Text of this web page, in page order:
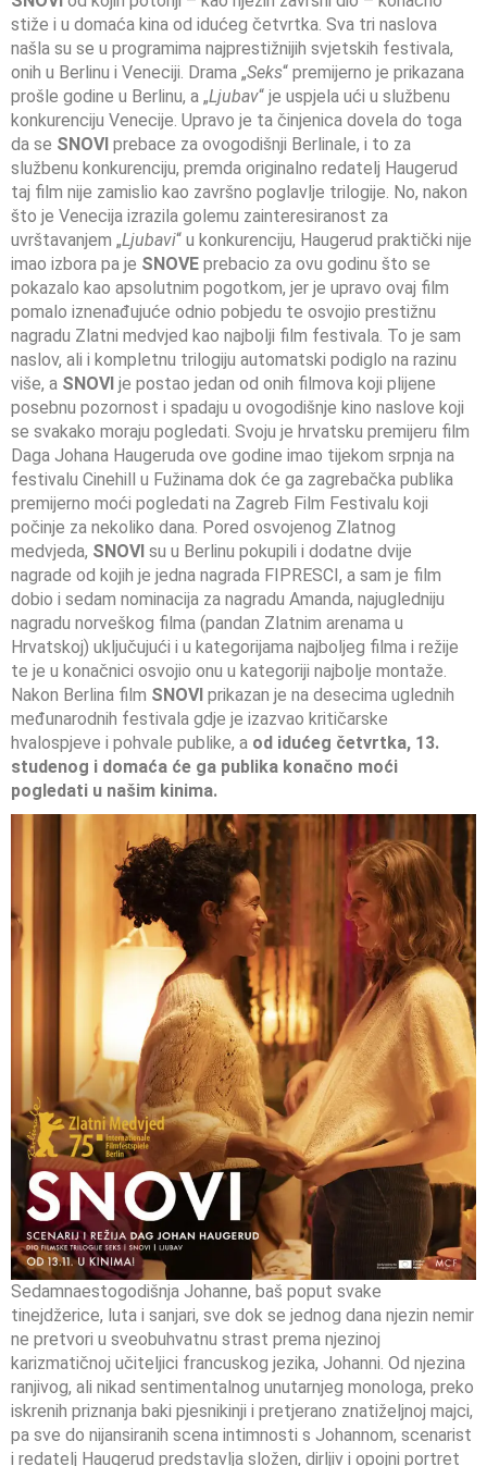
stiže i u domaća kina od idućeg četvrtka. Sva tri naslova
našla su se u programima najprestižnijih svjetskih festivala,
onih u Berlinu i Veneciji. Drama „Seks“ premijerno je prikazana
prošle godine u Berlinu, a „Ljubav“ je uspjela ući u službenu
konkurenciju Venecije. Upravo je ta činjenica dovela do toga
da se SNOVI prebace za ovogodišnji Berlinale, i to za
službenu konkurenciju, premda originalno redatelj Haugerud
taj film nije zamislio kao završno poglavlje trilogije. No, nakon
što je Venecija izrazila golemu zainteresiranost za
uvrštavanjem „Ljubavi“ u konkurenciju, Haugerud praktički nije
imao izbora pa je SNOVE prebacio za ovu godinu što se
pokazalo kao apsolutnim pogotkom, jer je upravo ovaj film
pomalo iznenađujuće odnio pobjedu te osvojio prestižnu
nagradu Zlatni medvjed kao najbolji film festivala. To je sam
naslov, ali i kompletnu trilogiju automatski podiglo na razinu
više, a SNOVI je postao jedan od onih filmova koji plijene
posebnu pozornost i spadaju u ovogodišnje kino naslove koji
se svakako moraju pogledati. Svoju je hrvatsku premijeru film
Daga Johana Haugeruda ove godine imao tijekom srpnja na
festivalu Cinehill u Fužinama dok će ga zagrebačka publika
premijerno moći pogledati na Zagreb Film Festivalu koji
počinje za nekoliko dana. Pored osvojenog Zlatnog
medvjeda, SNOVI su u Berlinu pokupili i dodatne dvije
nagrade od kojih je jedna nagrada FIPRESCI, a sam je film
dobio i sedam nominacija za nagradu Amanda, najugledniju
nagradu norveškog filma (pandan Zlatnim arenama u
Hrvatskoj) uključujući i u kategorijama najboljeg filma i režije
te je u konačnici osvojio onu u kategoriji najbolje montaže.
Nakon Berlina film SNOVI prikazan je na desecima uglednih
međunarodnih festivala gdje je izazvao kritičarske
hvalospjeve i pohvale publike, a od idućeg četvrtka, 13.
studenog i domaća će ga publika konačno moći
pogledati u našim kinima.
Sedamnaestogodišnja Johanne, baš poput svake
tinejdžerice, luta i sanjari, sve dok se jednog dana njezin nemir
ne pretvori u sveobuhvatnu strast prema njezinoj
karizmatičnoj učiteljici francuskog jezika, Johanni. Od njezina
ranjivog, ali nikad sentimentalnog unutarnjeg monologa, preko
iskrenih priznanja baki pjesnikinji i pretjerano znatiželjnoj majci,
pa sve do nijansiranih scena intimnosti s Johannom, scenarist
i redatelj Haugerud predstavlja složen, dirljiv i opojni portret